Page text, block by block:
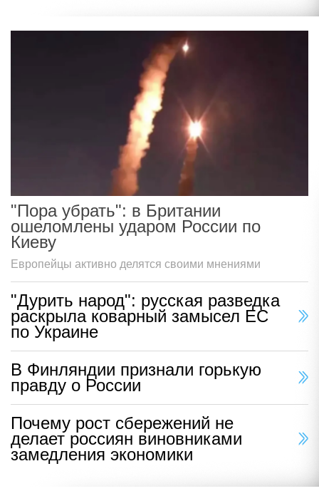
"Пора убрать": в Британии
ошеломлены ударом России по
Киеву
Европейцы активно делятся своими мнениями
"Дурить народ": русская разведка
раскрыла коварный замысел ЕС
по Украине
В Финляндии признали горькую
правду о России
Почему рост сбережений не
делает россиян виновниками
замедления экономики